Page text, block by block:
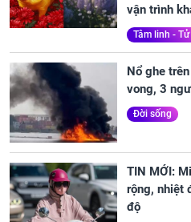
vận trình
Tâm linh -
Nổ ghe
vong, 3
Đời sống
TIN MỚI:
rộng, nhiệt
độ